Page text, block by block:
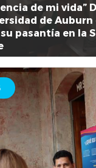
de mi vida”
de
pasantía en la